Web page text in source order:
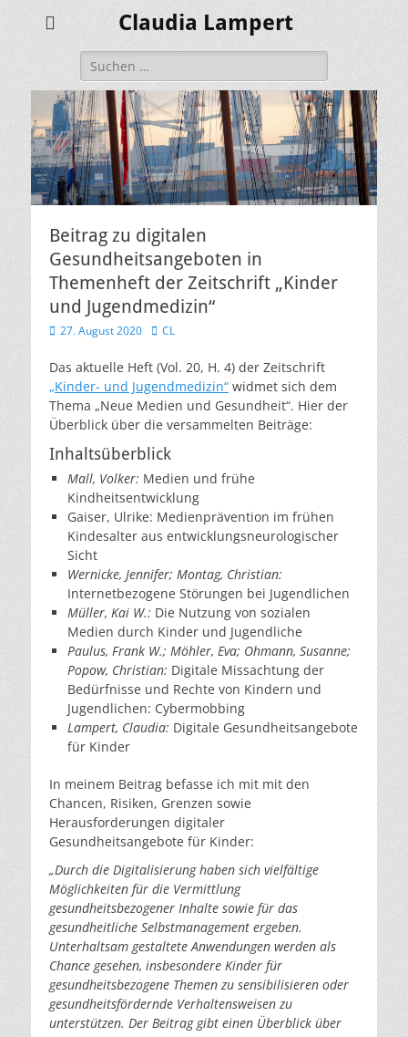
Claudia Lampert
Suchen
nach:
Beitrag zu digitalen
Gesundheitsangeboten in
Themenheft der Zeitschrift „Kinder
und Jugendmedizin“
Veröffentlicht
27. August 2020 Autor
CL
Das aktuelle Heft (Vol. 20, H. 4) der Zeitschrift
„Kinder- und Jugendmedizin“ widmet sich dem
Thema „Neue Medien und Gesundheit“. Hier der
Überblick über die versammelten Beiträge:
Inhaltsüberblick
Mall, Volker: Medien und frühe
Kindheitsentwicklung
Gaiser, Ulrike: Medienprävention im frühen
Kindesalter aus entwicklungsneurologischer
Sicht
Wernicke, Jennifer; Montag, Christian:
Internetbezogene Störungen bei Jugendlichen
Müller, Kai W.: Die Nutzung von sozialen
Medien durch Kinder und Jugendliche
Paulus, Frank W.; Möhler, Eva; Ohmann, Susanne;
Popow, Christian: Digitale Missachtung der
Bedürfnisse und Rechte von Kindern und
Jugendlichen: Cybermobbing
Lampert, Claudia: Digitale Gesundheitsangebote
für Kinder
In meinem Beitrag befasse ich mit mit den
Chancen, Risiken, Grenzen sowie
Herausforderungen digitaler
Gesundheitsangebote für Kinder:
„Durch die Digitalisierung haben sich vielfältige
Möglichkeiten für die Vermittlung
gesundheitsbezogener Inhalte sowie für das
gesundheitliche Selbstmanagement ergeben.
Unterhaltsam gestaltete Anwendungen werden als
Chance gesehen, insbesondere Kinder für
gesundheitsbezogene Themen zu sensibilisieren oder
gesundheitsfördernde Verhaltensweisen zu
unterstützen. Der Beitrag gibt einen Überblick über